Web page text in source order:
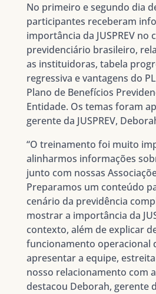
No primeiro e segundo dia
participantes receberam
importância da JUSPREV no
previdenciário brasileiro,
as instituidoras, tabela
regressiva e vantagens do
Plano de Benefícios
Entidade. Os temas foram
gerente da JUSPREV,
“O treinamento foi muito
alinharmos informações
junto com nossas
Preparamos um conteúdo
cenário da previdência
mostrar a importância da
contexto, além de explicar
funcionamento operacional
apresentar a equipe,
nosso relacionamento com
destacou Deborah, gerente